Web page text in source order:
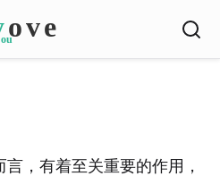
，有着至关重要的作用，